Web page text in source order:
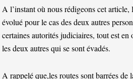
A l’instant où nous rédigeons cet article,
évolué pour le cas des deux autres
certaines autorités judiciaires, tout est en
les deux autres qui se sont évadés.
A rappelé que,les routes sont barrées de